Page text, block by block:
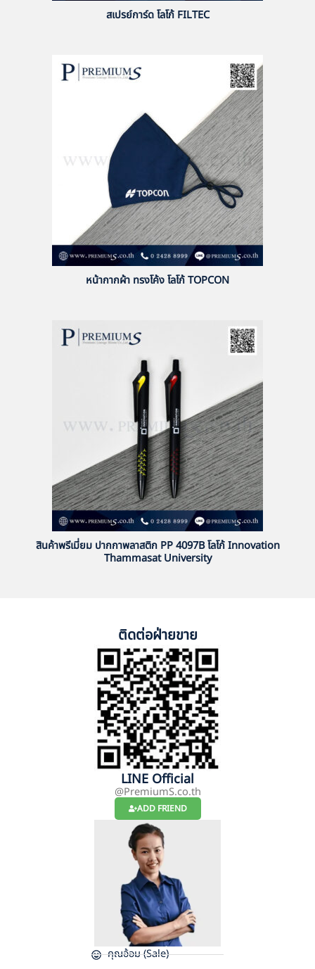
สเปรย์การ์ด โลโก้ FILTEC
หน้ากากผ้า ทรงโค้ง โลโก้ TOPCON
สินค้าพรีเมี่ยม ปากกาพลาสติก PP 4097B โลโก้ Innovation
Thammasat University
ติดต่อฝ่ายขาย
LINE Official
@PremiumS.co.th
ADD FRIEND
คุณอ้อม (Sale)